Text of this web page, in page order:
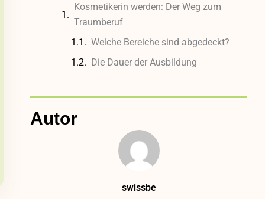
Kosmetikerin werden: Der Weg zum
Traumberuf
Welche Bereiche sind abgedeckt?
Die Dauer der Ausbildung
Autor
swissbe